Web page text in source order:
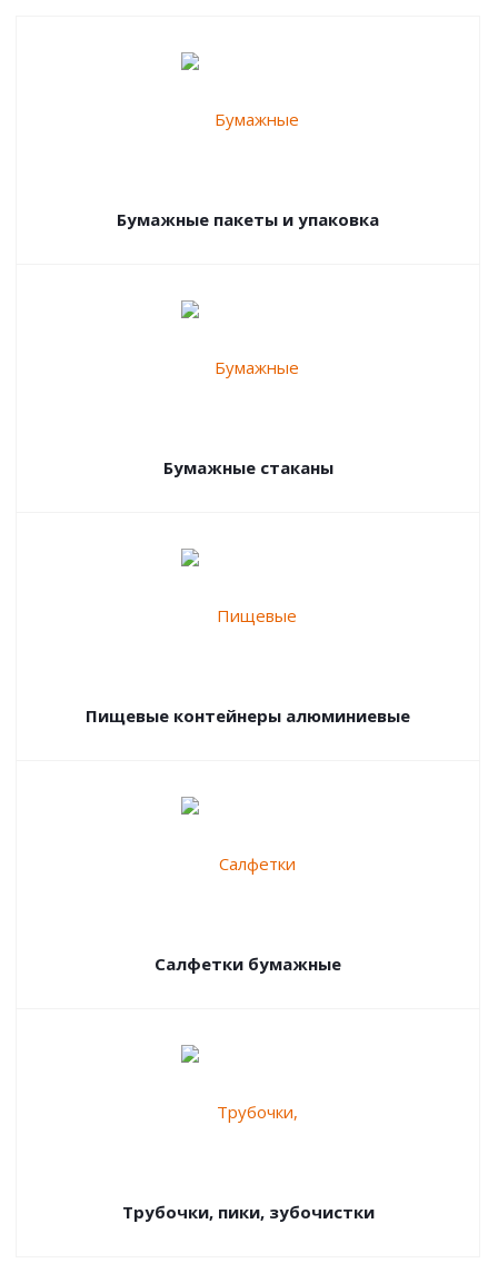
Бумажные пакеты и упаковка
Бумажные стаканы
Пищевые контейнеры алюминиевые
Салфетки бумажные
Трубочки, пики, зубочистки